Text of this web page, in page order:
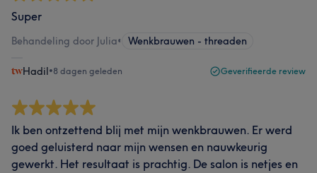
Super
Behandeling door Julia• Wenkbrauwen - threaden
Hadil•8 dagen geleden Geverifieerde review
Ik ben ontzettend blij met mijn wenkbrauwen. Er werd
goed geluisterd naar mijn wensen en nauwkeurig
gewerkt. Het resultaat is prachtig. De salon is netjes en